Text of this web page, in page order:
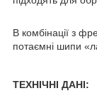
В комбінації з
потаємні шипи
ТЕХНІЧНІ ДАНІ: